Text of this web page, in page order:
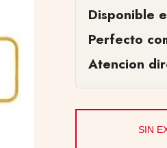
Disponible
Perfecto
Atencion
SIN